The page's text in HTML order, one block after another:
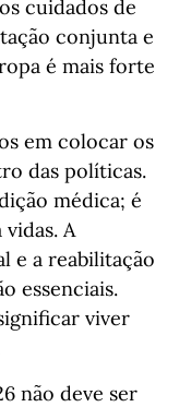
cuidados de
conjunta e
é mais forte
em colocar os
das políticas.
médica; é
A
e a reabilitação
essenciais.
viver
não deve ser